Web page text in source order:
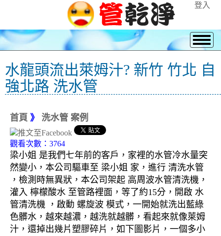
登入
水龍頭流出萊姆汁? 新竹 竹北 自
強北路 洗水管
首頁 》 洗水管 案例
觀看次數：3764
梁小姐 是我們七年前的客戶，家裡的水管冷水量突
然變小，本公司驅車至 梁小姐 家，進行 清洗水管
，檢測時無異狀，本公司架起 高周波水管清洗機，
灌入 檸檬酸水 至管路裡面，等了約15分，開啟 水
管清洗機 ，啟動 螺旋波 模式，一開始就洗出藍綠
色髒水，越來越濃，越洗就越髒，看起來就像萊姆
汁，還掉出幾片塑膠碎片，如下圖影片，一個多小